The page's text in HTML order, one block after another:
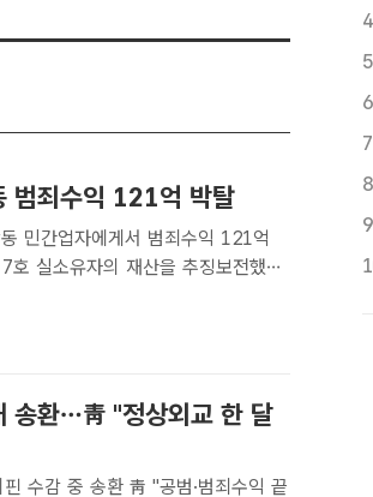
범죄수익 121억 박탈
실소유자의 재산을 추징보전했다.
대장동 민간업자에게 범죄수익
송환…靑 "정상외교 한 달
수감 중 송환 靑 "공범·범죄수익 끝
4
5
6
7
8
9